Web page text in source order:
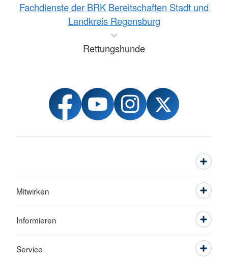
Fachdienste der BRK Bereitschaften Stadt und
Landkreis Regensburg
Rettungshunde
Mitwirken
Informieren
Service